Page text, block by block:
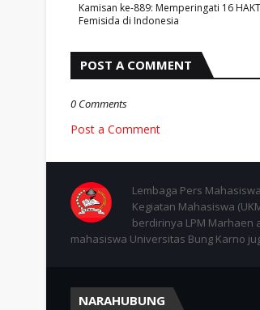
Kamisan ke-889: Memperingati 16
Femisida di Indonesia
POST A COMMENT
0 Comments
Post a Comment
Lembaga Pers
Kegiatan Mahasiswa
berdirinya LPM
mahasiswa Universitas Bung Karno
NARAHUBUNG